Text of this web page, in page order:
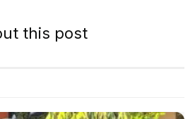
produksi KBLBB roda
unit atau lebih dan 3,22 juta
itu diharapkan dapat
bahan bakar fosil dan
this post